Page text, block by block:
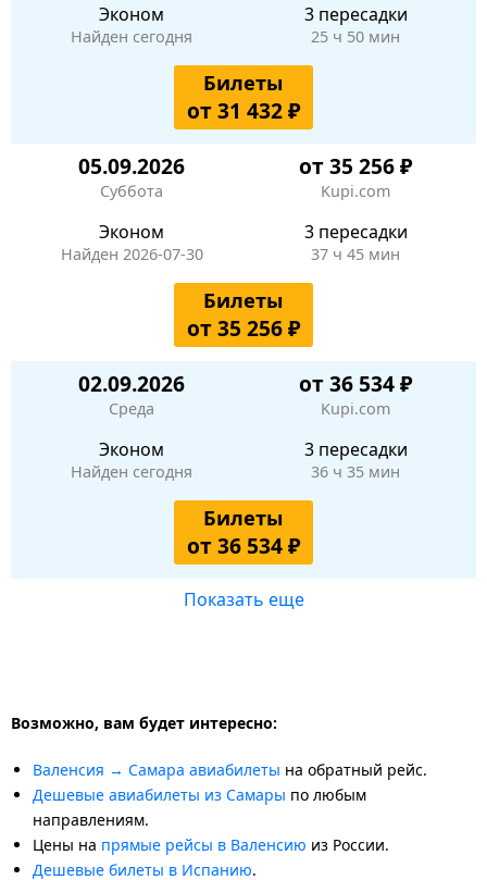
Эконом
Найден сегодня
3 пересадки
25 ч 50 мин
Билеты
от 31 432 ₽
05.09.2026
Суббота
от 35 256 ₽
Kupi.com
Эконом
Найден 2026-07-30
3 пересадки
37 ч 45 мин
Билеты
от 35 256 ₽
02.09.2026
Среда
от 36 534 ₽
Kupi.com
Эконом
Найден сегодня
3 пересадки
36 ч 35 мин
Билеты
от 36 534 ₽
Показать еще
Возможно, вам будет интересно:
Валенсия → Самара авиабилеты на обратный рейс.
Дешевые авиабилеты из Самары по любым
направлениям.
Цены на прямые рейсы в Валенсию из России.
Дешевые билеты в Испанию.